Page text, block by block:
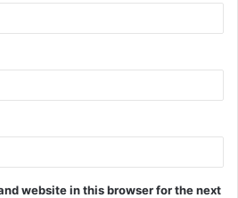
website in this browser for the next